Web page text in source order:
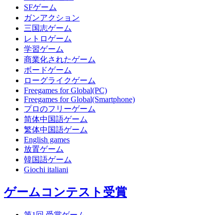
SFゲーム
ガンアクション
三国志ゲーム
レトロゲーム
学習ゲーム
商業化されたゲーム
ボードゲーム
ローグライクゲーム
Freegames for Global(PC)
Freegames for Global(Smartphone)
プロのフリーゲーム
简体中国語ゲーム
繁体中国語ゲーム
English games
放置ゲーム
韓国語ゲーム
Giochi italiani
ゲームコンテスト受賞